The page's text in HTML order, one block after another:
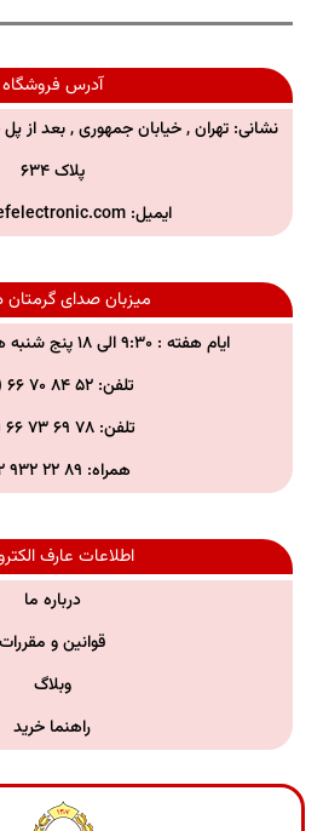
آدرس فروشگاه
نشانی: تهران , خیابان جمهوری , بعد از
پلاک ۶۳۴
ایمیل:
میزبان صدای
ایام هفته : ۹:۳۰ الی ۱۸ پنج شنبه ها : ۹:۳۰ الی ۱۳:۳۰
تلفن: ۵۲ ۸۴ ۷۰ ۶۶ (۰۲۱)
تلفن: ۷۸ ۶۹ ۷۳ ۶۶ (۰۲۱)
همراه:
اطلاعات عارف
درباره ما
قوانین و مقررات
وبلاگ
راهنما خرید